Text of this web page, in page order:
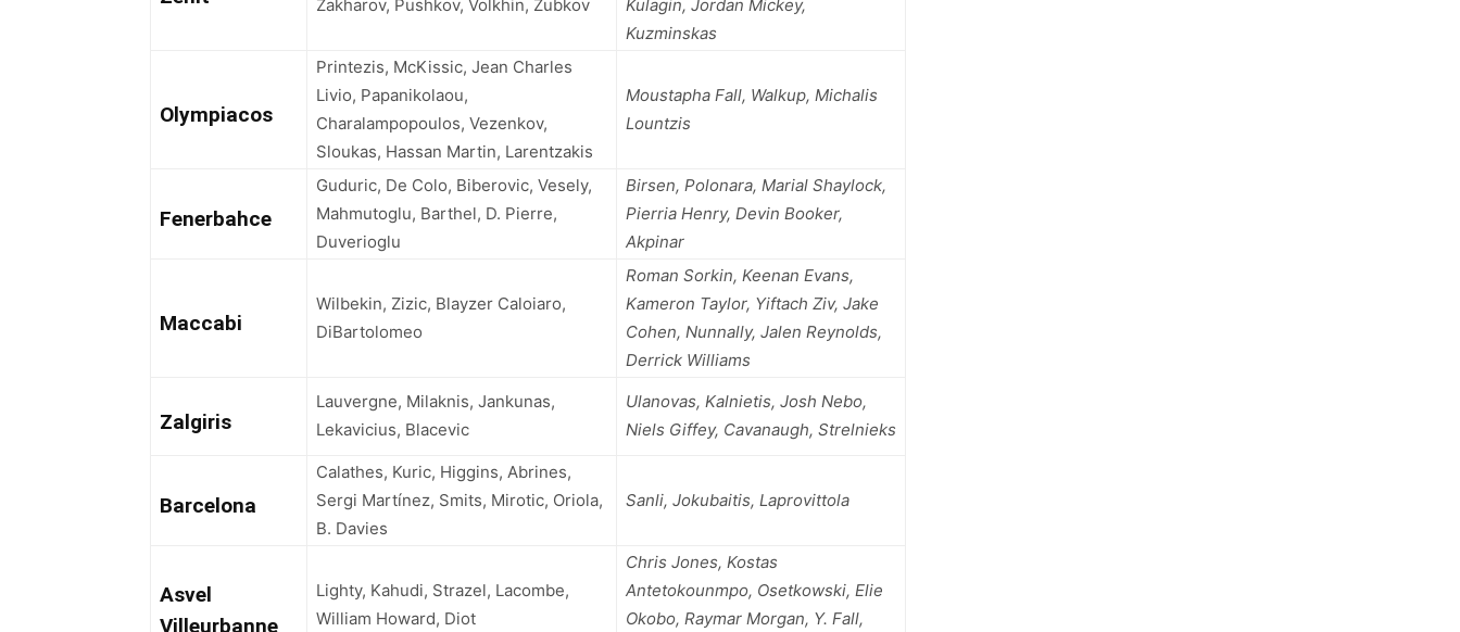
Zakharov, Pushkov, Volkhin, Zubkov
Kulagin, Jordan Mickey,
Kuzminskas
Olympiacos
Printezis, McKissic, Jean Charles
Livio, Papanikolaou,
Charalampopoulos, Vezenkov,
Sloukas, Hassan Martin, Larentzakis
Moustapha Fall, Walkup, Michalis
Lountzis
Fenerbahce
Guduric, De Colo, Biberovic, Vesely,
Mahmutoglu, Barthel, D. Pierre,
Duverioglu
Birsen, Polonara, Marial Shaylock,
Pierria Henry, Devin Booker,
Akpinar
Maccabi
Wilbekin, Zizic, Blayzer Caloiaro,
DiBartolomeo
Roman Sorkin, Keenan Evans,
Kameron Taylor, Yiftach Ziv, Jake
Cohen, Nunnally, Jalen Reynolds,
Derrick Williams
Zalgiris
Lauvergne, Milaknis, Jankunas,
Lekavicius, Blacevic
Ulanovas, Kalnietis, Josh Nebo,
Niels Giffey, Cavanaugh, Strelnieks
Barcelona
Calathes, Kuric, Higgins, Abrines,
Sergi Martínez, Smits, Mirotic, Oriola,
B. Davies
Sanli, Jokubaitis, Laprovittola
Asvel
Villeurbanne
Lighty, Kahudi, Strazel, Lacombe,
William Howard, Diot
Chris Jones, Kostas
Antetokounmpo, Osetkowski, Elie
Okobo, Raymar Morgan, Y. Fall,